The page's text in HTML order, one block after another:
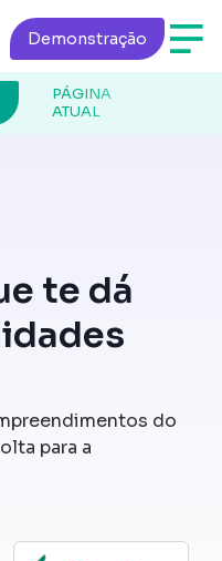
Demonstração
PÁGINA
ATUAL
te dá
do
para a